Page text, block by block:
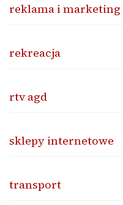
reklama i marketing
rekreacja
rtv agd
sklepy internetowe
transport